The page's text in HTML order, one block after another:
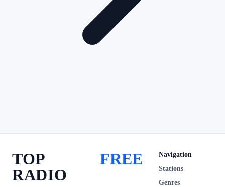
TOP
RADIO
FREE
Navigation
Stations
Genres